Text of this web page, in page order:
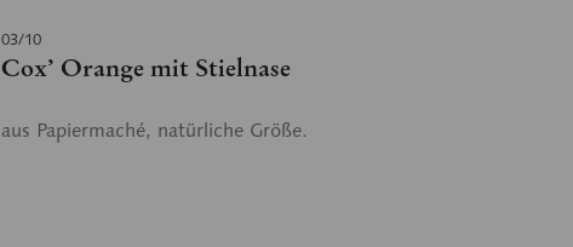
03/10
Cox’ Orange mit Stielnase
aus Papiermaché, natürliche Größe.